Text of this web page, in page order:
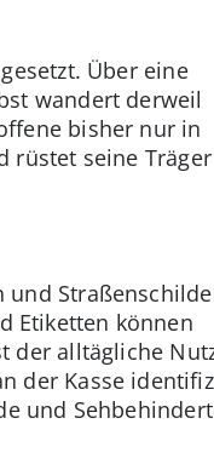
Über eine
wandert derweil
bisher nur in
rüstet seine
und
Etiketten können
der alltägliche
der Kasse
und